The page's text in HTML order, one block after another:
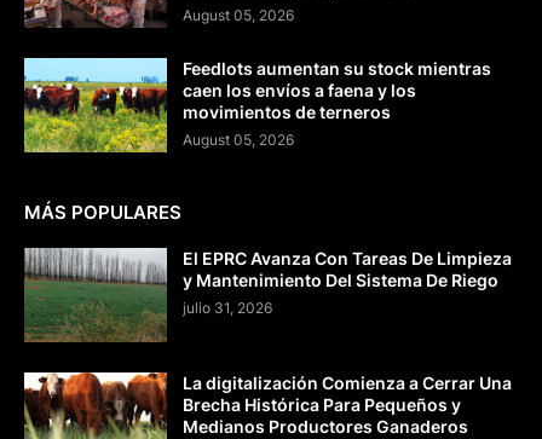
August 05, 2026
Feedlots aumentan su stock mientras
caen los envíos a faena y los
movimientos de terneros
August 05, 2026
MÁS POPULARES
El EPRC Avanza Con Tareas De Limpieza
y Mantenimiento Del Sistema De Riego
julio 31, 2026
La digitalización Comienza a Cerrar Una
Brecha Histórica Para Pequeños y
Medianos Productores Ganaderos